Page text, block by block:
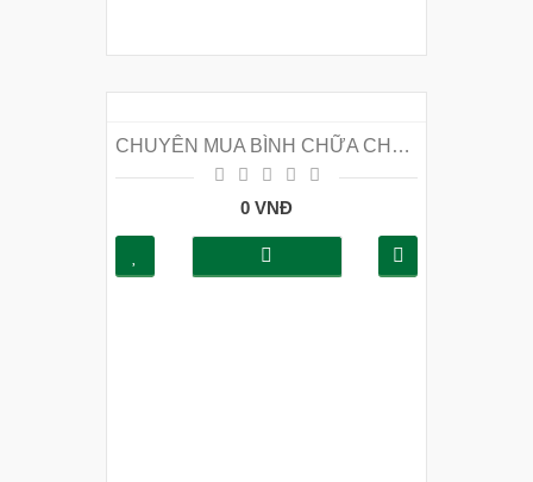
CHUYÊN MUA BÌNH CHỮA CHÁY TẠI HUYỆN GIA LÂM
0 VNĐ